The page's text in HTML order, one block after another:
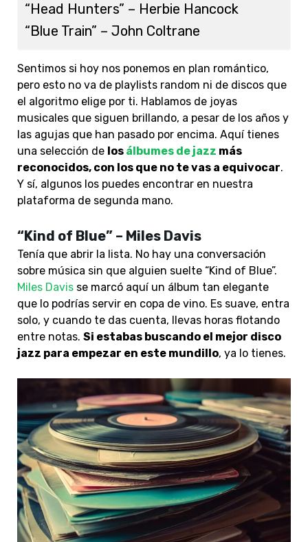
“Head Hunters” – Herbie Hancock
“Blue Train” – John Coltrane
Sentimos si hoy nos ponemos en plan romántico,
pero esto no va de playlists random ni de discos que
el algoritmo elige por ti. Hablamos de joyas
musicales que siguen brillando, a pesar de los años y
las agujas que han pasado por encima. Aquí tienes
una selección de los álbumes de jazz más
reconocidos, con los que no te vas a equivocar.
Y sí, algunos los puedes encontrar en nuestra
plataforma de segunda mano.
“Kind of Blue” – Miles Davis
Tenía que abrir la lista. No hay una conversación
sobre música sin que alguien suelte “Kind of Blue”.
Miles Davis se marcó aquí un álbum tan elegante
que lo podrías servir en copa de vino. Es suave, entra
solo, y cuando te das cuenta, llevas horas flotando
entre notas. Si estabas buscando el mejor disco
jazz para empezar en este mundillo, ya lo tienes.